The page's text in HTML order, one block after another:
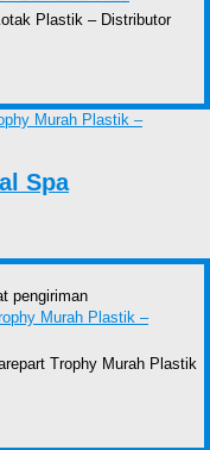
Plastik – Distributor
Spa
pengiriman
Trophy Murah Plastik